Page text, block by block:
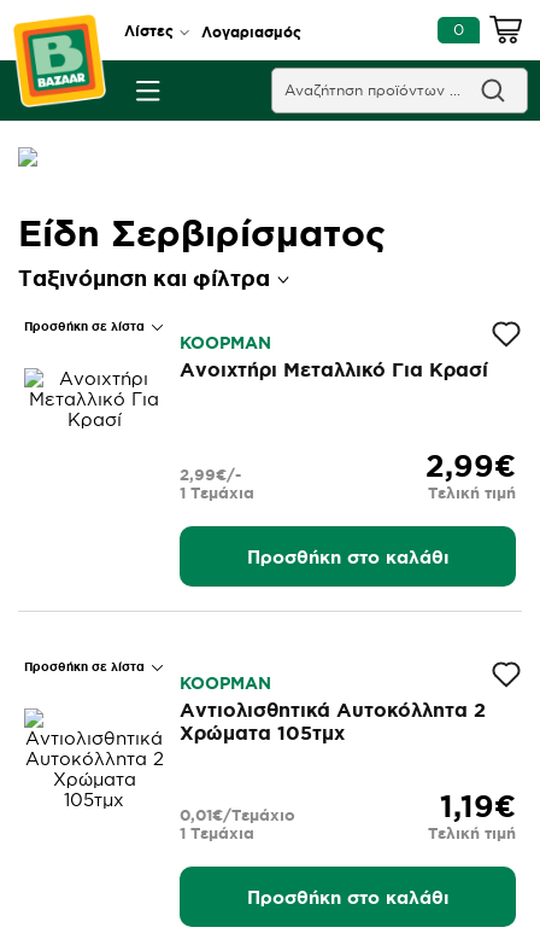
Λίστες Λογαριασμός 0
Είδη Σερβιρίσματος
Ταξινόμηση και φίλτρα
Προσθήκη σε λίστα
KOOPMAN
Ανοιχτήρι Μεταλλικό Για Κρασί
2,99€
Τελική τιμή
1 Τεμάχια
2,99€/-
Προσθήκη στο καλάθι
Προσθήκη σε λίστα
KOOPMAN
Αντιολισθητικά Αυτοκόλλητα 2
Χρώματα 105τμχ
1,19€
Τελική τιμή
1 Τεμάχια
0,01€/Τεμάχιο
Προσθήκη στο καλάθι